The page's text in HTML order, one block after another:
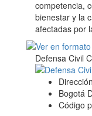
competencia,
bienestar y la
afectadas por
Defensa Civil
Bogotá
Código